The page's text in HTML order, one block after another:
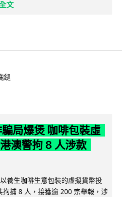
文
鏈
局爆煲 咖啡包裝虛
澳警拘 8 人涉款
養生咖啡生意包裝的虛擬貨幣投
捕 8 人，接獲逾 200 宗舉報，涉